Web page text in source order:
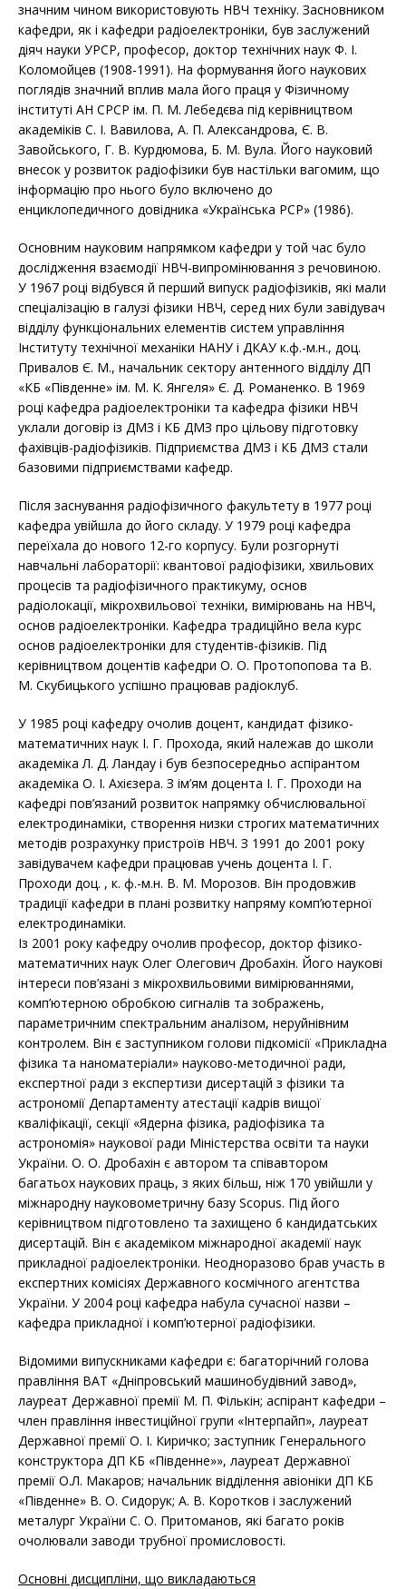
значним чином використовують НВЧ техніку. Засновником
кафедри, як і кафедри радіоелектроніки, був заслужений
діяч науки УРСР, професор, доктор технічних наук Ф. І.
Коломойцев (1908-1991). На формування його наукових
поглядів значний вплив мала його праця у Фізичному
інституті АН СРСР ім. П. М. Лебедєва під керівництвом
академіків С. І. Вавилова, А. П. Александрова, Є. В.
Завойського, Г. В. Курдюмова, Б. М. Вула. Його науковий
внесок у розвиток радіофізики був настільки вагомим, що
інформацію про нього було включено до
енциклопедичного довідника «Українська РСР» (1986).
Основним науковим напрямком кафедри у той час було
дослідження взаємодії НВЧ-випромінювання з речовиною.
У 1967 році відбувся й перший випуск радіофізиків, які мали
спеціалізацію в галузі фізики НВЧ, серед них були завідувач
відділу функціональних елементів систем управління
Інституту технічної механіки НАНУ і ДКАУ к.ф.-м.н., доц.
Привалов Є. М., начальник сектору антенного відділу ДП
«КБ «Південне» ім. М. К. Янгеля» Є. Д. Романенко. В 1969
році кафедра радіоелектроніки та кафедра фізики НВЧ
уклали договір із ДМЗ і КБ ДМЗ про цільову підготовку
фахівців-радіофізиків. Підприємства ДМЗ і КБ ДМЗ стали
базовими підприємствами кафедр.
Після заснування радіофізичного факультету в 1977 році
кафедра увійшла до його складу. У 1979 році кафедра
переїхала до нового 12-го корпусу. Були розгорнуті
навчальні лабораторії: квантової радіофізики, хвильових
процесів та радіофізичного практикуму, основ
радіолокації, мікрохвильової техніки, вимірювань на НВЧ,
основ радіоелектроніки. Кафедра традиційно вела курс
основ радіоелектроніки для студентів-фізиків. Під
керівництвом доцентів кафедри О. О. Протопопова та В.
М. Скубицького успішно працював радіоклуб.
У 1985 році кафедру очолив доцент, кандидат фізико-
математичних наук І. Г. Прохода, який належав до школи
академіка Л. Д. Ландау і був безпосередньо аспірантом
академіка О. І. Ахієзера. З ім’ям доцента І. Г. Проходи на
кафедрі пов’язаний розвиток напрямку обчислювальної
електродинаміки, створення низки строгих математичних
методів розрахунку пристроїв НВЧ. З 1991 до 2001 року
завідувачем кафедри працював учень доцента І. Г.
Проходи доц. , к. ф.-м.н. В. М. Морозов. Він продовжив
традиції кафедри в плані розвитку напряму комп’ютерної
електродинаміки.
Із 2001 року кафедру очолив професор, доктор фізико-
математичних наук Олег Олегович Дробахін. Його наукові
інтереси пов’язані з мікрохвильовими вимірюваннями,
комп’ютерною обробкою сигналів та зображень,
параметричним спектральним аналізом, неруйнівним
контролем. Він є заступником голови підкомісії «Прикладна
фізика та наноматеріали» науково-методичної ради,
експертної ради з експертизи дисертацій з фізики та
астрономії Департаменту атестації кадрів вищої
кваліфікації, секції «Ядерна фізика, радіофізика та
астрономія» наукової ради Міністерства освіти та науки
України. О. О. Дробахін є автором та співавтором
багатьох наукових праць, з яких більш, ніж 170 увійшли у
міжнародну науковометричну базу Scopus. Під його
керівництвом підготовлено та захищено 6 кандидатських
дисертацій. Він є академіком міжнародної академії наук
прикладної радіоелектроніки. Неодноразово брав участь в
експертних комісіях Державного космічного агентства
України. У 2004 році кафедра набула сучасної назви –
кафедра прикладної і комп’ютерної радіофізики.
Відомими випускниками кафедри є: багаторічний голова
правління ВАТ «Дніпровський машинобудівний завод»,
лауреат Державної премії М. П. Фількін; аспірант кафедри –
член правління інвестиційної групи «Інтерпайп», лауреат
Державної премії О. І. Киричко; заступник Генерального
конструктора ДП КБ «Південне»», лауреат Державної
премії О.Л. Макаров; начальник відділення авіоніки ДП КБ
«Південне» В. О. Сидорук; А. В. Коротков і заслужений
металург України С. О. Притоманов, які багато років
очолювали заводи трубної промисловості.
Основні дисципліни, що викладаються